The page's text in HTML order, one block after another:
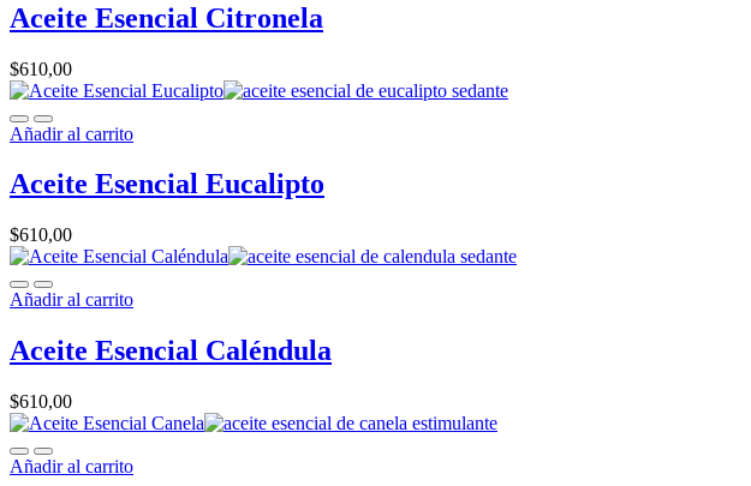
Aceite Esencial Citronela
$610,00
Añadir al carrito
Aceite Esencial Eucalipto
$610,00
Añadir al carrito
Aceite Esencial Caléndula
$610,00
Añadir al carrito